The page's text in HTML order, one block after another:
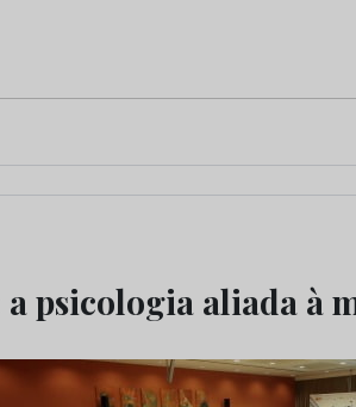
a psicologia aliada à